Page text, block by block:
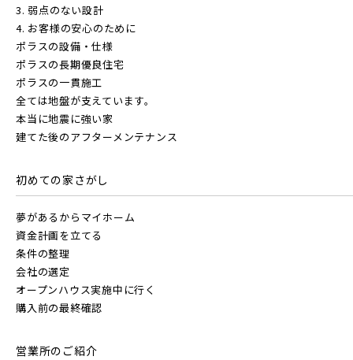
3. 弱点のない設計
4. お客様の安心のために
ポラスの設備・仕様
ポラスの長期優良住宅
ポラスの一貫施工
全ては地盤が支えています。
本当に地震に強い家
建てた後のアフターメンテナンス
初めての家さがし
夢があるからマイホーム
資金計画を立てる
条件の整理
会社の選定
オープンハウス実施中に行く
購入前の最終確認
営業所のご紹介